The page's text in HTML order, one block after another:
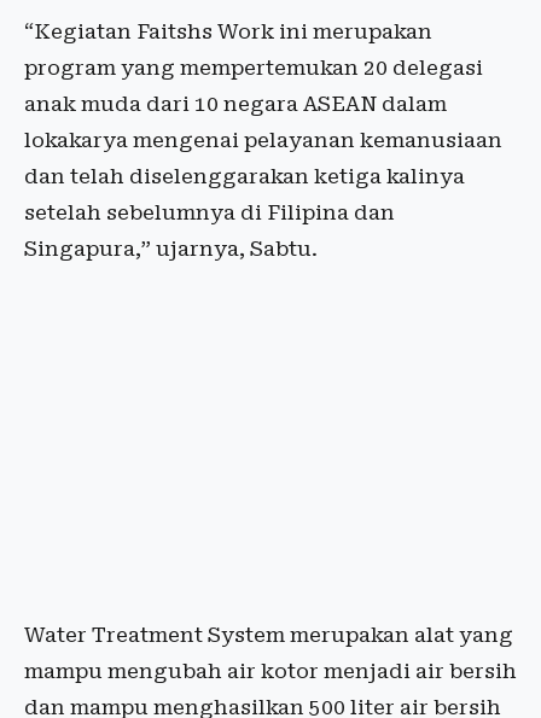
“Kegiatan Faitshs Work ini merupakan
program yang mempertemukan 20 delegasi
anak muda dari 10 negara ASEAN dalam
lokakarya mengenai pelayanan kemanusiaan
dan telah diselenggarakan ketiga kalinya
setelah sebelumnya di Filipina dan
Singapura,” ujarnya, Sabtu.
Water Treatment System merupakan alat yang
mampu mengubah air kotor menjadi air bersih
dan mampu menghasilkan 500 liter air bersih